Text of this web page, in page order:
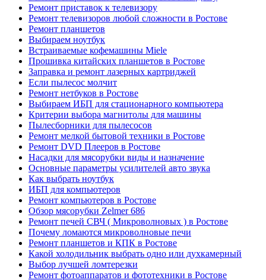
Ремонт приставок к телевизору
Ремонт телевизоров любой сложности в Ростове
Ремонт планшетов
Выбираем ноутбук
Встраиваемые кофемашины Miele
Прошивка китайских планшетов в Ростове
Заправка и ремонт лазерных картриджей
Если пылесос молчит
Ремонт нетбуков в Ростове
Выбираем ИБП для стационарного компьютера
Критерии выбора магнитолы для машины
Пылесборники для пылесосов
Ремонт мелкой бытовой техники в Ростове
Ремонт DVD Плееров в Ростове
Насадки для мясорубки виды и назначение
Основные параметры усилителей авто звука
Как выбрать ноутбук
ИБП для компьютеров
Ремонт компьютеров в Ростове
Обзор мясорубки Zelmer 686
Ремонт печей СВЧ ( Микроволновых ) в Ростове
Почему ломаются микроволновые печи
Ремонт планшетов и КПК в Ростове
Какой холодильник выбрать одно или духкамерный
Выбор лучшей ломтерезки
Ремонт фотоаппаратов и фототехники в Ростове